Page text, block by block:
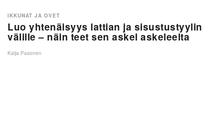
Luo yhtenäisyys lattian ja sisustustyylin
välille – näin teet sen askel askeleelta
IKKUNAT JA OVET
Kaija Pasonen